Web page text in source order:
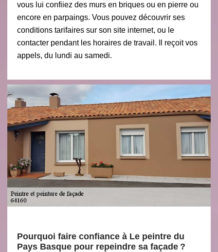
vous lui confiiez des murs en briques ou en pierre ou
encore en parpaings. Vous pouvez découvrir ses
conditions tarifaires sur son site internet, ou le
contacter pendant les horaires de travail. Il reçoit vos
appels, du lundi au samedi.
Pourquoi faire confiance à Le peintre du
Pays Basque pour repeindre sa façade ?